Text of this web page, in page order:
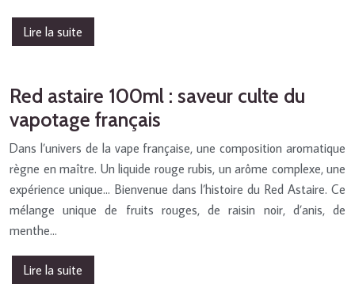
Lire la suite
Red astaire 100ml : saveur culte du
vapotage français
Dans l’univers de la vape française, une composition aromatique
règne en maître. Un liquide rouge rubis, un arôme complexe, une
expérience unique… Bienvenue dans l’histoire du Red Astaire. Ce
mélange unique de fruits rouges, de raisin noir, d’anis, de
menthe…
Lire la suite